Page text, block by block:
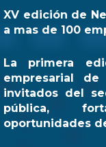
XV edición de
a mas de 100
La primera
empresarial
invitados del
pública,
oportunidades